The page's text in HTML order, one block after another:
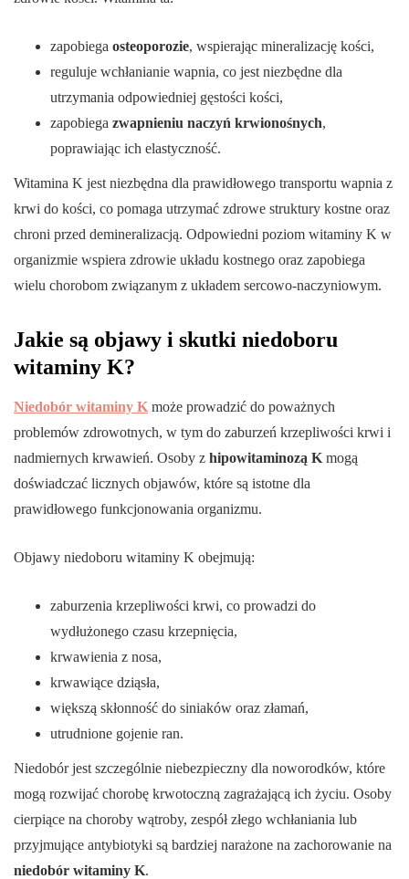
zapobiega osteoporozie, wspierając mineralizację kości,
reguluje wchłanianie wapnia, co jest niezbędne dla
utrzymania odpowiedniej gęstości kości,
zapobiega zwapnieniu naczyń krwionośnych,
poprawiając ich elastyczność.
Witamina K jest niezbędna dla prawidłowego transportu wapnia z
krwi do kości, co pomaga utrzymać zdrowe struktury kostne oraz
chroni przed demineralizacją. Odpowiedni poziom witaminy K w
organizmie wspiera zdrowie układu kostnego oraz zapobiega
wielu chorobom związanym z układem sercowo-naczyniowym.
Jakie są objawy i skutki niedoboru
witaminy K?
Niedobór witaminy K może prowadzić do poważnych
problemów zdrowotnych, w tym do zaburzeń krzepliwości krwi i
nadmiernych krwawień. Osoby z hipowitaminozą K mogą
doświadczać licznych objawów, które są istotne dla
prawidłowego funkcjonowania organizmu.
Objawy niedoboru witaminy K obejmują:
zaburzenia krzepliwości krwi, co prowadzi do
wydłużonego czasu krzepnięcia,
krwawienia z nosa,
krwawiące dziąsła,
większą skłonność do siniaków oraz złamań,
utrudnione gojenie ran.
Niedobór jest szczególnie niebezpieczny dla noworodków, które
mogą rozwijać chorobę krwotoczną zagrażającą ich życiu. Osoby
cierpiące na choroby wątroby, zespół złego wchłaniania lub
przyjmujące antybiotyki są bardziej narażone na zachorowanie na
niedobór witaminy K.